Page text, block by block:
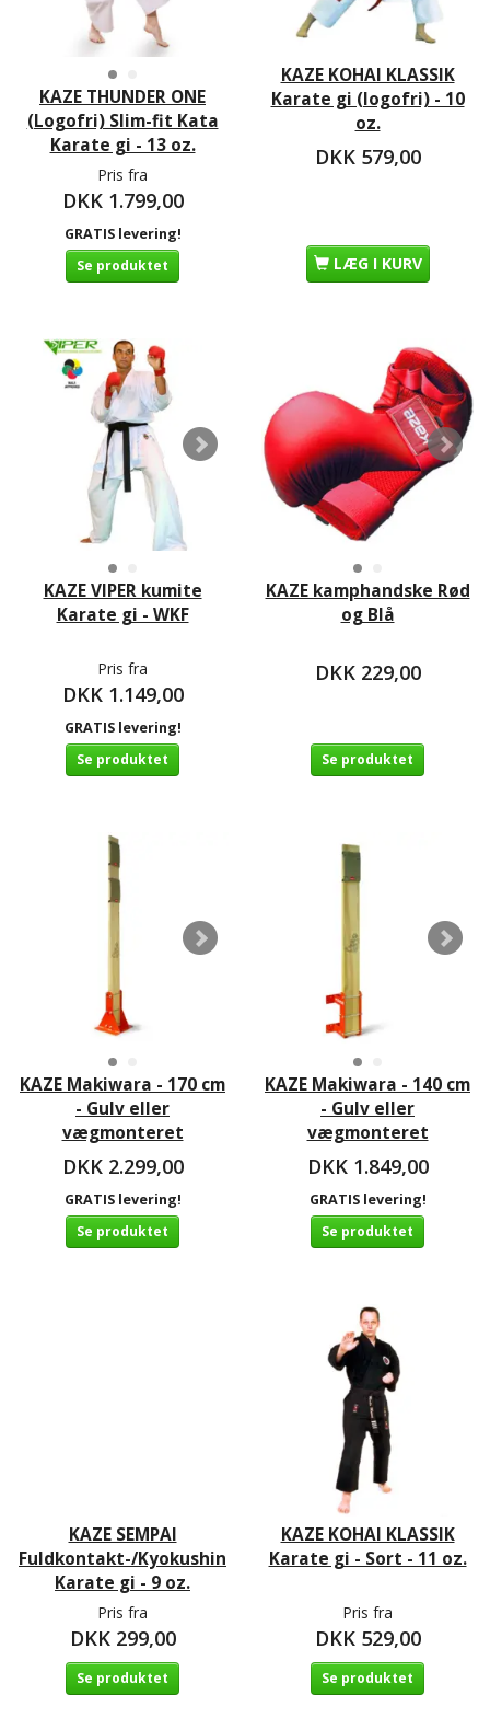
KAZE THUNDER ONE
(Logofri) Slim-fit Kata
Karate gi - 13 oz.
Pris fra
DKK 1.799,00
GRATIS levering!
Se produktet
KAZE KOHAI KLASSIK
Karate gi (logofri) - 10
oz.
DKK 579,00
LÆG I KURV
KAZE VIPER kumite
Karate gi - WKF
Pris fra
DKK 1.149,00
GRATIS levering!
Se produktet
KAZE kamphandske Rød
og Blå
DKK 229,00
Se produktet
KAZE Makiwara - 170 cm
- Gulv eller
vægmonteret
DKK 2.299,00
GRATIS levering!
Se produktet
KAZE Makiwara - 140 cm
- Gulv eller
vægmonteret
DKK 1.849,00
GRATIS levering!
Se produktet
KAZE SEMPAI
Fuldkontakt-/Kyokushin
Karate gi - 9 oz.
Pris fra
DKK 299,00
Se produktet
KAZE KOHAI KLASSIK
Karate gi - Sort - 11 oz.
Pris fra
DKK 529,00
Se produktet